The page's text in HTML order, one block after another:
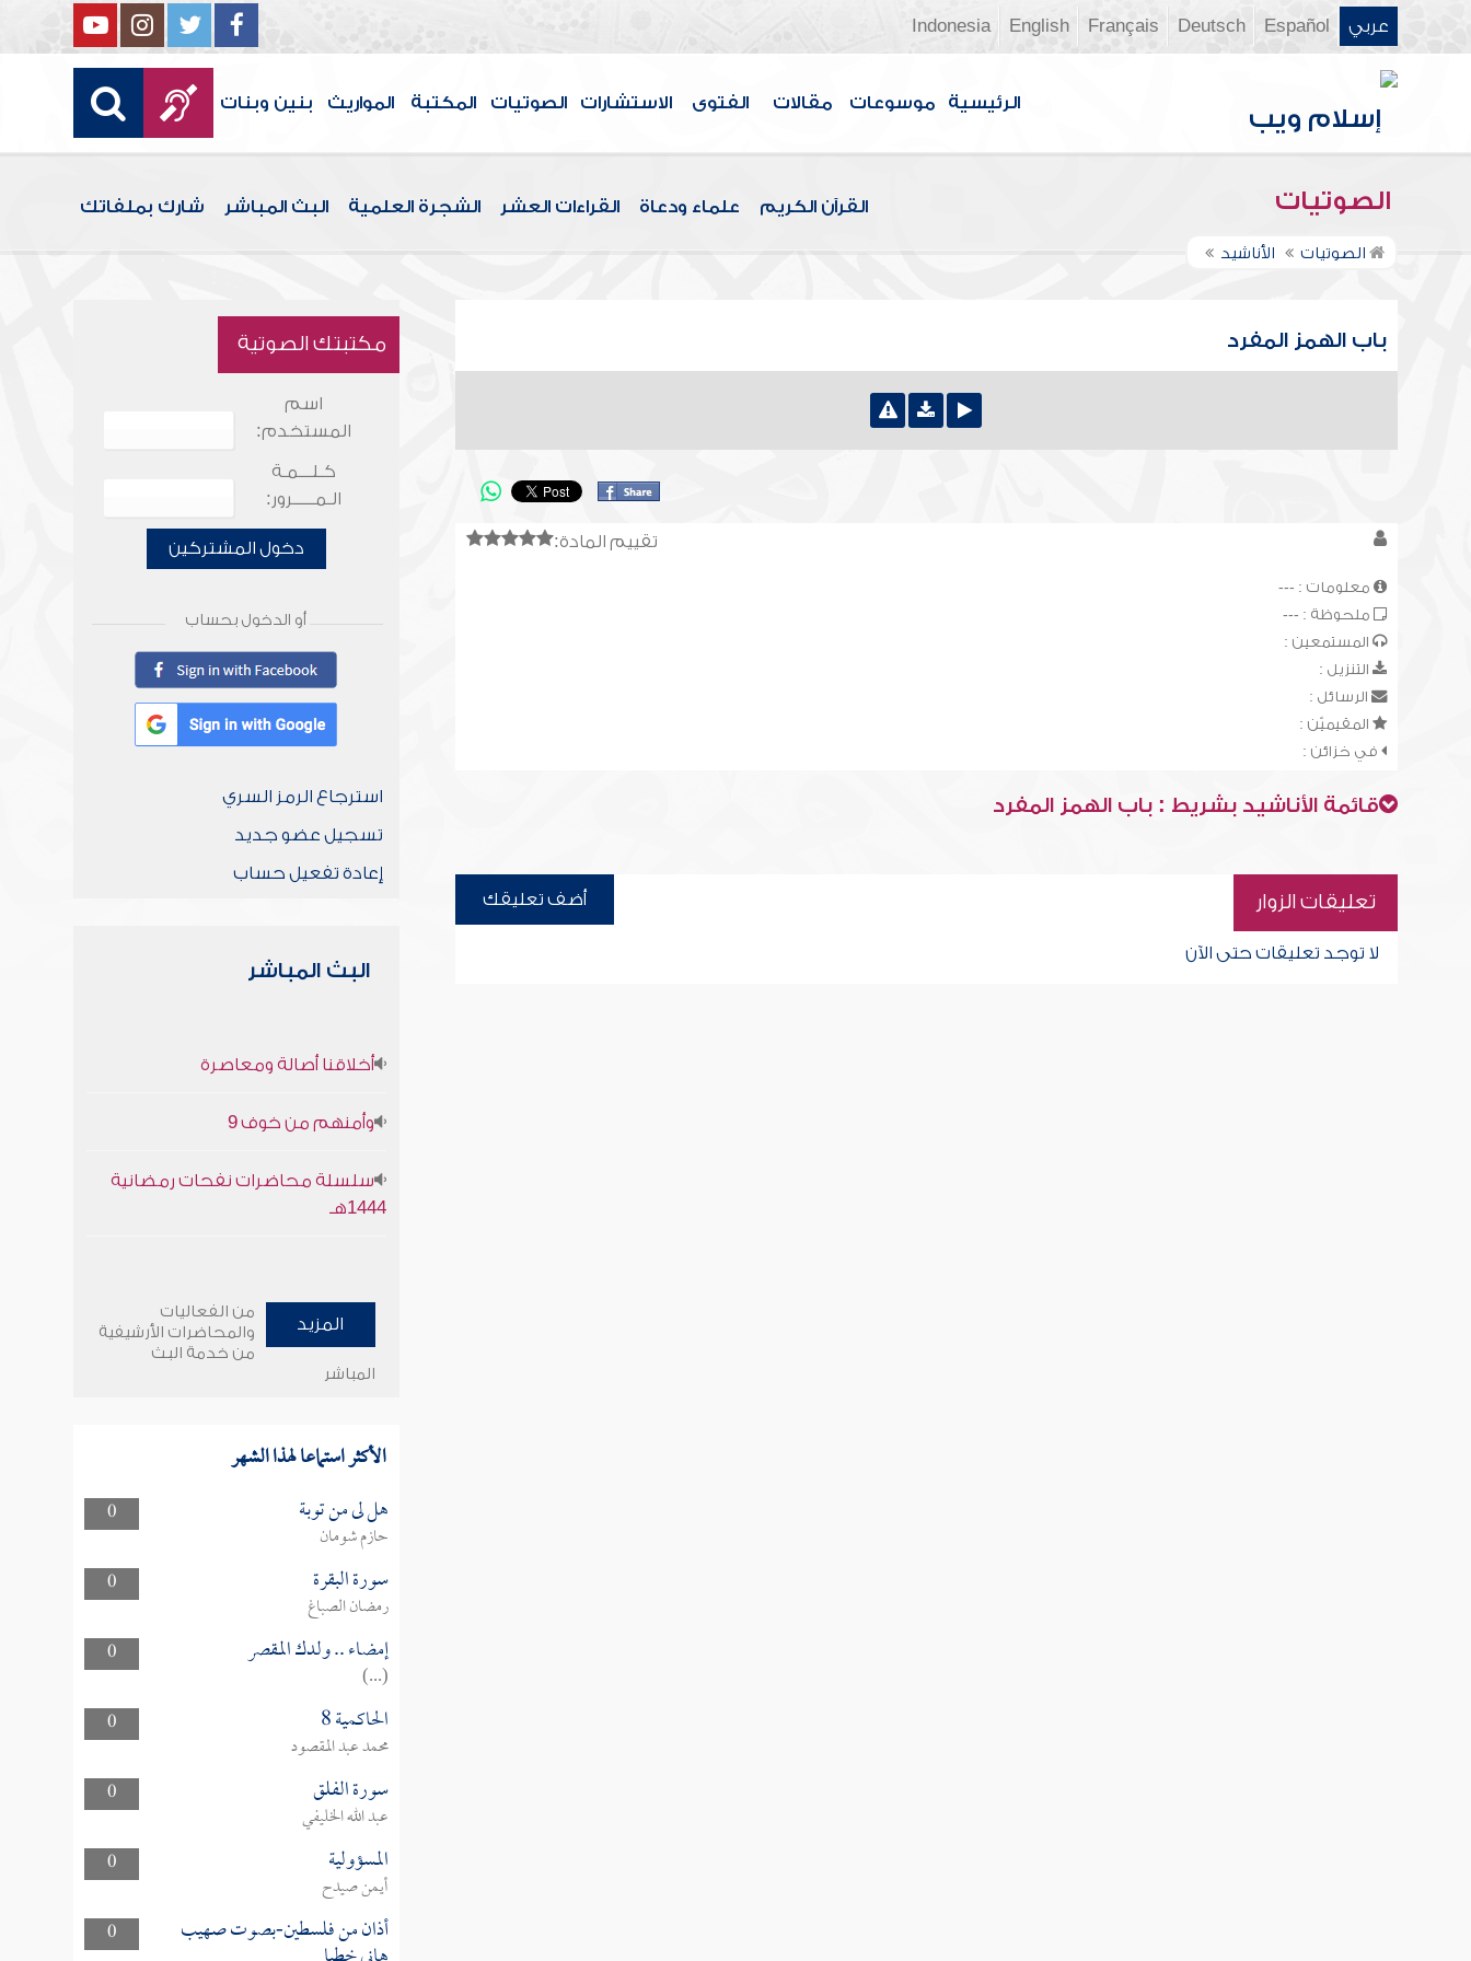
عربي Español
Deutsch
Français
English
Indonesia
الرئيسية موسوعات مقالات الفتوى الاستشارات الصوتيات المكتبة المواريث بنين وبنات
الصوتيات القرآن الكريم علماء ودعاة القراءات العشر الشجرة العلمية البث المباشر شارك بملفاتك
الصوتيات الأناشيد
باب الهمز المفرد
تقييم المادة:
معلومات : ---
ملحوظة : ---
المستمعين :
التنزيل :
الرسائل :
المقيميّن :
في خزائن :
قائمة الأناشيد بشريط : باب الهمز المفرد
تعليقات الزوار أضف تعليقك
لا توجد تعليقات حتى الآن
مكتبتك الصوتية
اسم
المستخدم:
كـلـــمـة
الـمـــــرور:
دخول المشتركين
أو الدخول بحساب
استرجاع الرمز السري
تسجيل عضو جديد
إعادة تفعيل حساب
البث المباشر
أخلاقنا أصالة ومعاصرة
وأمنهم من خوف 9
سلسلة محاضرات نفحات رمضانية
1444هـ
المزيد
من الفعاليات
والمحاضرات الأرشيفية
من خدمة البث
المباشر
الأكثر استماعا لهذا الشهر
0 هل لى من توبة
حازم شومان
0
سورة البقرة
رمضان الصباغ
0
إمضاء .. ولدك المقصر
(...)
0
الحاكمية 8
محمد عبد المقصود
0
سورة الفلق
عبد الله الخليفي
0
المسؤولية
أيمن صيدح
0
أذان من فلسطين-بصوت صهيب